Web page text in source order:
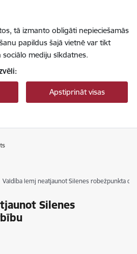
tā izmanto obligāti nepieciešamās
papildus šajā vietnē var tikt
mediju sīkdatnes.
Apstiprināt visas
Valdība lemj neatjaunot Silenes robežpunkta
Silenes